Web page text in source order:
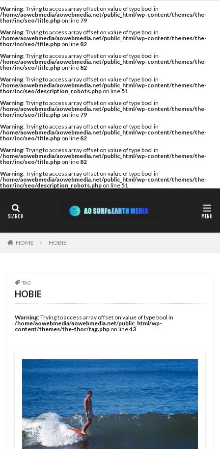
Warning: Trying to access array offset on value of type bool in
/home/aowebmedia/aowebmedia.net/public_html/wp-content/themes/the-
thor/inc/seo/title.php on line 79
Warning: Trying to access array offset on value of type bool in
/home/aowebmedia/aowebmedia.net/public_html/wp-content/themes/the-
thor/inc/seo/title.php on line 82
Warning: Trying to access array offset on value of type bool in
/home/aowebmedia/aowebmedia.net/public_html/wp-content/themes/the-
thor/inc/seo/title.php on line 82
Warning: Trying to access array offset on value of type bool in
/home/aowebmedia/aowebmedia.net/public_html/wp-content/themes/the-
thor/inc/seo/description_robots.php on line51
Warning: Trying to access array offset on value of type bool in
/home/aowebmedia/aowebmedia.net/public_html/wp-content/themes/the-
thor/inc/seo/title.php on line 79
Warning: Trying to access array offset on value of type bool in
/home/aowebmedia/aowebmedia.net/public_html/wp-content/themes/the-
thor/inc/seo/title.php on line 82
Warning: Trying to access array offset on value of type bool in
/home/aowebmedia/aowebmedia.net/public_html/wp-content/themes/the-
thor/inc/seo/title.php on line 82
Warning: Trying to access array offset on value of type bool in
/home/aowebmedia/aowebmedia.net/public_html/wp-content/themes/the-
thor/inc/seo/description_robots.php on line51
HOME HOBIE
TAG
HOBIE
Warning: Trying to access array offset on value of type bool in
/home/aowebmedia/aowebmedia.net/public_html/wp-
content/themes/the-thor/tag.php on line43
タグ
A WING AIR AIRTIGHT
AQUARIUS
AQUARIUS SURFBOARDS
AWING
AXXE
BAGUSE
Billabong Bryce Young
Camuy Surfboards
Captains Helm
CHABO
DOVE
Fin Less FIREWIRE
GOTCHA
Harlem Surfboards
HOBIE
HURLEY
HYUGA PRO
Indonesia
ISA World Longboard Championship
Japan Open of Surfing
Java
John John Florence
KILLER SURF
KILLER SURF 宮崎
Krui Pro
Pearth Surfboards
Rockdance
ROXY
S5BAR
Transistor Brand
Tyler Wallen
TYPHOON
US Open
VISSLA
Volcom
WARNER SURFBOARDS
WCL WCT
WLT
WSL
Y.U YouTube
アウトドア
イザベラ・ニコラス
エアー
オリンピック
オンショア